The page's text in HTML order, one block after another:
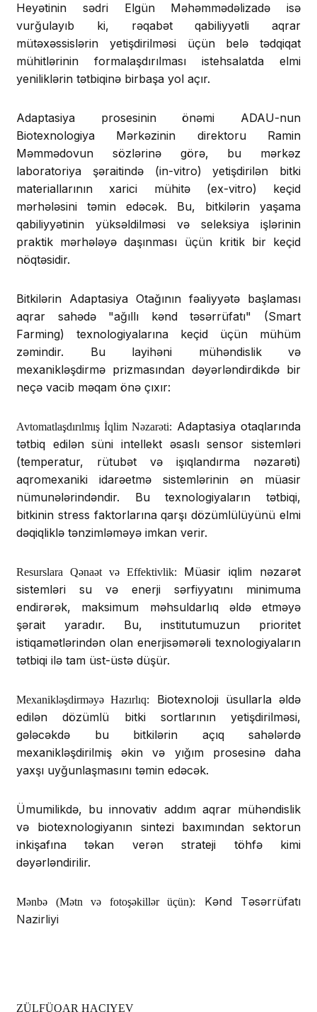
Heyətinin sədri Elgün Məhəmmədəlizadə isə
vurğulayıb ki, rəqabət qabiliyyətli aqrar
mütəxəssislərin yetişdirilməsi üçün belə tədqiqat
mühitlərinin formalaşdırılması istehsalatda elmi
yeniliklərin tətbiqinə birbaşa yol açır.
Adaptasiya prosesinin önəmi ADAU-nun
Biotexnologiya Mərkəzinin direktoru Ramin
Məmmədovun sözlərinə görə, bu mərkəz
laboratoriya şəraitində (in-vitro) yetişdirilən bitki
materiallarının xarici mühitə (ex-vitro) keçid
mərhələsini təmin edəcək. Bu, bitkilərin yaşama
qabiliyyətinin yüksəldilməsi və seleksiya işlərinin
praktik mərhələyə daşınması üçün kritik bir keçid
nöqtəsidir.
Bitkilərin Adaptasiya Otağının fəaliyyətə başlaması
aqrar sahədə "ağıllı kənd təsərrüfatı" (Smart
Farming) texnologiyalarına keçid üçün mühüm
zəmindir. Bu layihəni mühəndislik və
mexanikləşdirmə prizmasından dəyərləndirdikdə bir
neçə vacib məqam önə çıxır:
Avtomatlaşdırılmış İqlim Nəzarəti: Adaptasiya otaqlarında
tətbiq edilən süni intellekt əsaslı sensor sistemləri
(temperatur, rütubət və işıqlandırma nəzarəti)
aqromexaniki idarəetmə sistemlərinin ən müasir
nümunələrindəndir. Bu texnologiyaların tətbiqi,
bitkinin stress faktorlarına qarşı dözümlülüyünü elmi
dəqiqliklə tənzimləməyə imkan verir.
Resurslara Qənaət və Effektivlik: Müasir iqlim nəzarət
sistemləri su və enerji sərfiyyatını minimuma
endirərək, maksimum məhsuldarlıq əldə etməyə
şərait yaradır. Bu, institutumuzun prioritet
istiqamətlərindən olan enerjisəmərəli texnologiyaların
tətbiqi ilə tam üst-üstə düşür.
Mexanikləşdirməyə Hazırlıq:
Biotexnoloji üsullarla əldə
edilən dözümlü bitki sortlarının yetişdirilməsi,
gələcəkdə bu bitkilərin açıq sahələrdə
mexanikləşdirilmiş əkin və yığım prosesinə daha
yaxşı uyğunlaşmasını təmin edəcək.
Ümumilikdə, bu innovativ addım aqrar mühəndislik
və biotexnologiyanın sintezi baxımından sektorun
inkişafına təkan verən strateji töhfə kimi
dəyərləndirilir.
Mənbə (Mətn və fotoşəkillər üçün):
Kənd Təsərrüfatı
Nazirliyi
ZÜLFÜQAR HACIYEV